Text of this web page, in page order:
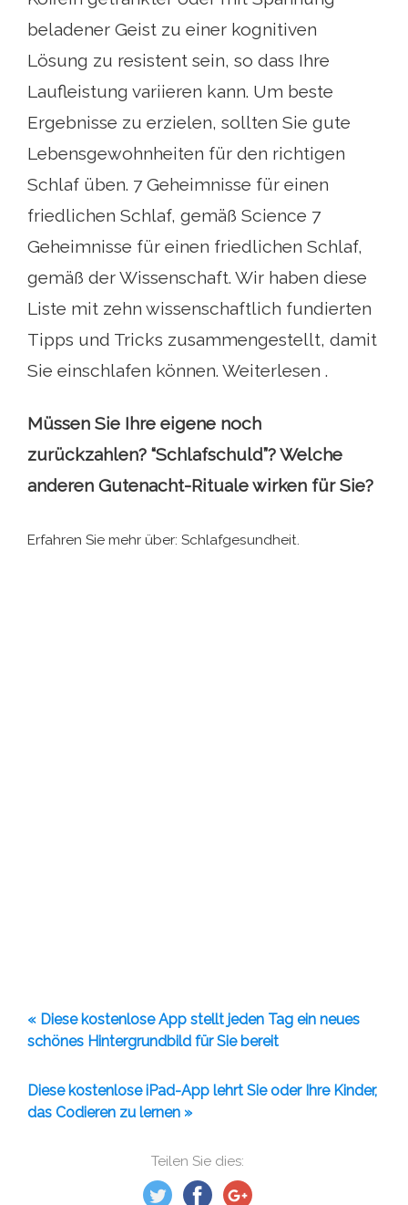
Teilen Sie dies:
beladener Geist zu einer kognitiven
Lösung zu resistent sein, so dass Ihre
Laufleistung variieren kann. Um beste
Ergebnisse zu erzielen, sollten Sie gute
Lebensgewohnheiten für den richtigen
Schlaf üben. 7 Geheimnisse für einen
friedlichen Schlaf, gemäß Science 7
Geheimnisse für einen friedlichen Schlaf,
gemäß der Wissenschaft. Wir haben diese
Liste mit zehn wissenschaftlich fundierten
Tipps und Tricks zusammengestellt, damit
Sie einschlafen können. Weiterlesen .
Müssen Sie Ihre eigene noch
zurückzahlen? “Schlafschuld”? Welche
anderen Gutenacht-Rituale wirken für Sie?
Erfahren Sie mehr über: Schlafgesundheit.
« Diese kostenlose App stellt jeden Tag ein neues
schönes Hintergrundbild für Sie bereit
Diese kostenlose iPad-App lehrt Sie oder Ihre Kinder,
das Codieren zu lernen »